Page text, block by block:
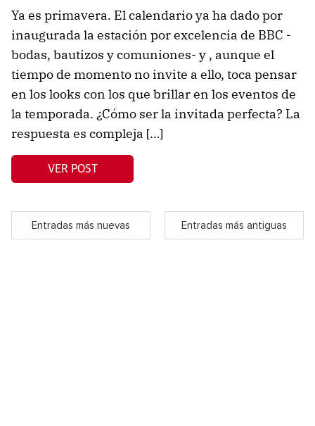
Ya es primavera. El calendario ya ha dado por
inaugurada la estación por excelencia de BBC -
bodas, bautizos y comuniones- y , aunque el
tiempo de momento no invite a ello, toca pensar
en los looks con los que brillar en los eventos de
la temporada. ¿Cómo ser la invitada perfecta? La
respuesta es compleja […]
VER POST
Entradas más nuevas Entradas más antiguas